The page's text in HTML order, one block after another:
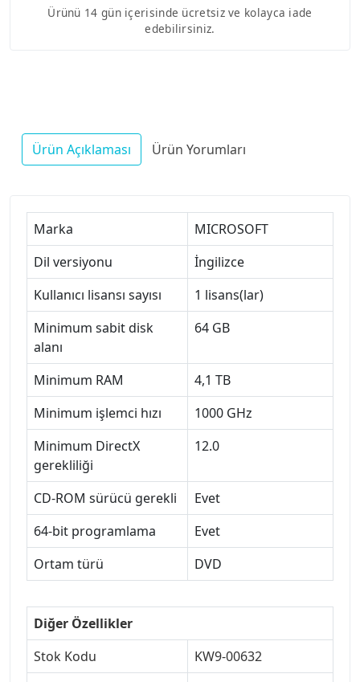
Ürünü 14 gün içerisinde ücretsiz ve kolayca iade
edebilirsiniz.
Ürün Açıklaması Ürün Yorumları
Marka
MICROSOFT
Dil versiyonu
İngilizce
Kullanıcı lisansı sayısı
1 lisans(lar)
Minimum sabit disk
alanı
64 GB
Minimum RAM
4,1 TB
Minimum işlemci hızı
1000 GHz
Minimum DirectX
gerekliliği
12.0
CD-ROM sürücü gerekli
Evet
64-bit programlama
Evet
Ortam türü
DVD
Diğer Özellikler
Stok Kodu
KW9-00632